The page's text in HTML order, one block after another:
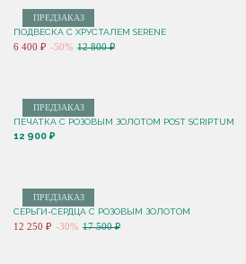
ПРЕДЗАКАЗ
ПОДВЕСКА С ХРУСТАЛЕМ SERENE
6 400 ₽ -50% 12 800 ₽
ПРЕДЗАКАЗ
ПЕЧАТКА С РОЗОВЫМ ЗОЛОТОМ POST SCRIPTUM
12 900 ₽
ПРЕДЗАКАЗ
СЕРЬГИ-СЕРДЦА С РОЗОВЫМ ЗОЛОТОМ
12 250 ₽ -30% 17 500 ₽